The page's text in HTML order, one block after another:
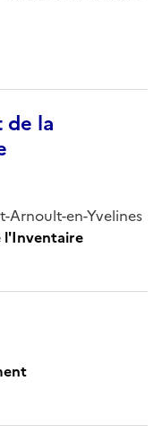
de la
Arnoult-en-Yvelines
l'Inventaire